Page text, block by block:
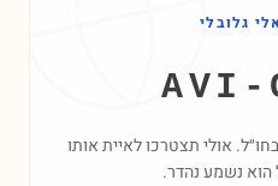
גלובלי
AVI-
אולי תצטרכו לאיית אותו
נשמע נהדר.